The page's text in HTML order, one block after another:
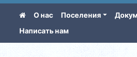
О нас Поселения
Написать нам